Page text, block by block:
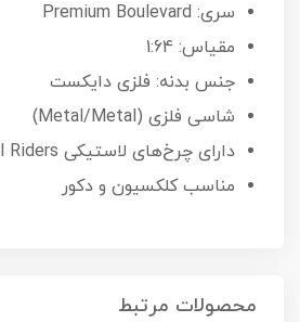
سری: Premium Boulevard
مقیاس: 1:64
جنس بدنه: فلزی دایکست
شاسی فلزی (Metal/Metal)
دارای چرخ‌های لاستیکی Real Riders
مناسب کلکسیون و دکور
محصولات مرتبط